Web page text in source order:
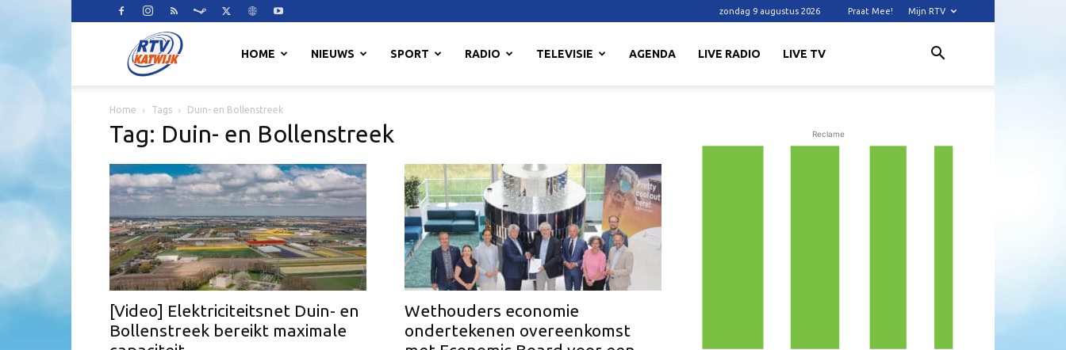
zondag 9 augustus 2026 Praat Mee! Mijn RTV
Katwijk
HOME NIEUWS SPORT RADIO TELEVISIE AGENDA LIVE RADIO LIVE TV
Home Tags Duin- en Bollenstreek
Tag: Duin- en Bollenstreek
[Video] Elektriciteitsnet Duin- en
Bollenstreek bereikt maximale
Wethouders economie
ondertekenen overeenkomst
Reclame